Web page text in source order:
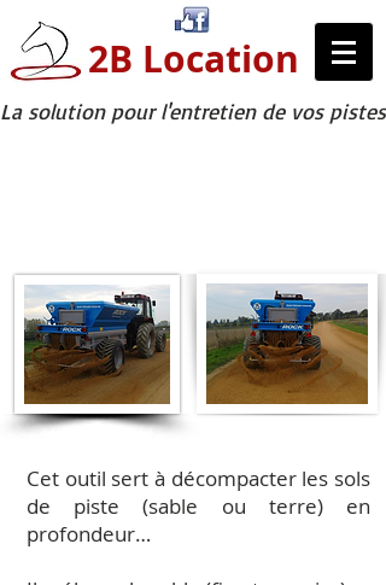
2B Location
La solution pour l'entretien de vos pistes
Cet outil sert à décompacter les sols
de piste (sable ou terre) en
profondeur…